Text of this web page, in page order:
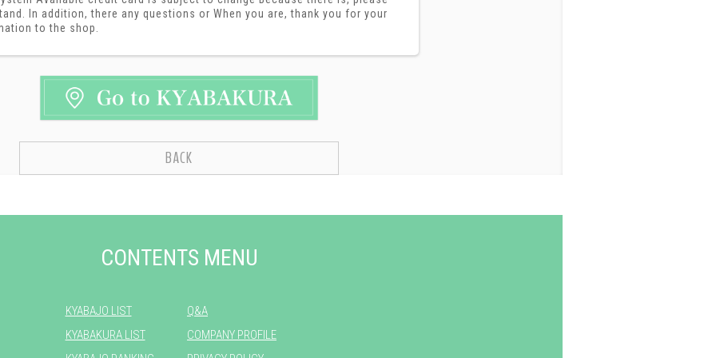
In addition, there any questions or When you are, thank you for your
to the shop.
BACK
CONTENTS MENU
KYABAJO LIST
KYABAKURA LIST
Q&A
COMPANY PROFILE